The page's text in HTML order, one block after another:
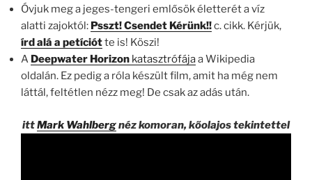
Óvjuk meg a jeges-tengeri emlősök életterét a víz
alatti zajoktól: Psszt! Csendet Kérünk!!c. cikk. Kérjük,
írd alá a petíciótte is! Köszi!
A Deepwater Horizon katasztrófájaa Wikipedia
oldalán. Ez pedig a róla készült film, amit ha még nem
láttál, feltétlen nézz meg! De csak az adás után.
ittMark Wahlbergnéz komoran, kőolajos tekintettel